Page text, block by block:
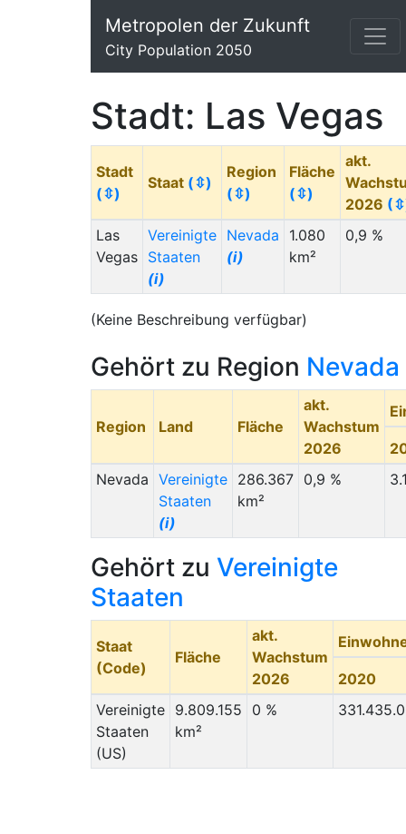
Metropolen der Zukunft
City Population 2050
Stadt: Las Vegas
Stadt
(⇳)
Staat (⇳)
Region
(⇳)
Fläche
(⇳)
akt.
2026
Las
Vegas
Vereinigte
Staaten
(i)
Nevada
(i)
1.080
km²
0,9 %
(Keine Beschreibung verfügbar)
Gehört zu Region Nevada
Region Land Fläche
akt.
Wachstum
2026
Nevada Vereinigte
Staaten
(i)
286.367
km²
0,9 %
Gehört zu Vereinigte
Staaten
Staat
(Code)
Fläche
akt.
Wachstum
2026
2020
Vereinigte
Staaten
(US)
9.809.155
km²
0 %